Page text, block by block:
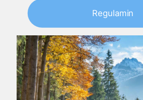
Regulamin